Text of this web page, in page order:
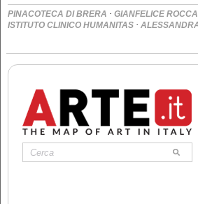
PINACOTECA DI BRERA · GIANFELICE ROCCA
ISTITUTO CLINICO HUMANITAS ·